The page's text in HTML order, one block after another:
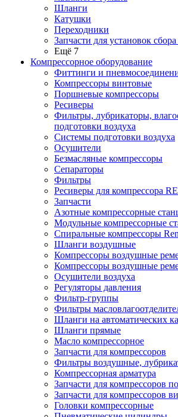
Шланги
Катушки
Переходники
Запчасти для установок
Ещё 7
Компрессорное оборудование
Фиттинги и
Компрессоры винтовые
Поршневые компрессоры
Ресиверы
Фильтры, лубрикаторы,
подготовки воздуха
Системы подготовки воздуха
Осушители
Безмасляные компрессоры
Сепараторы
Фильтры
Ресиверы для компрессора
Запчасти
Азотные компрессорные
Модульные компрессорные
Спиральные компрессоры
Шланги воздушные
Компрессоры воздушные
Компрессоры воздушные
Осушители воздуха
Регуляторы давления
Фильтр-группы
Фильтры
Шланги на автоматических
Шланги прямые
Масло компрессорное
Запчасти для компрессоров
Фильтры воздушные,
Компрессорная арматура
Запчасти для компрессоров
Запчасти для компрессоров
Головки компрессорные